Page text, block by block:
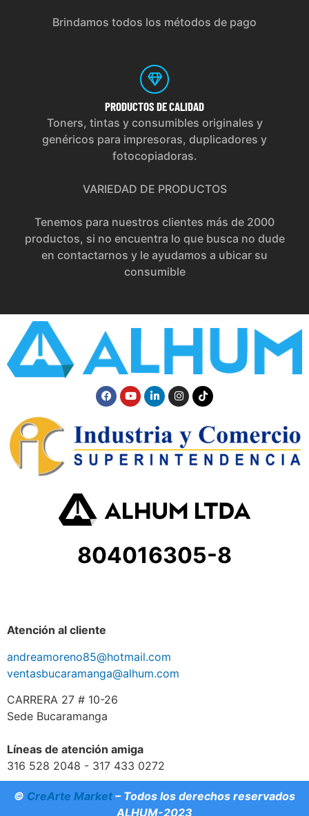
Brindamos todos los métodos de pago
PRODUCTOS DE CALIDAD
Toners, tintas y consumibles originales y
genéricos para impresoras, duplicadores y
fotocopiadoras.
VARIEDAD DE PRODUCTOS
Tenemos para nuestros clientes más de 2000
productos, si no encuentra lo que busca no dude
en contactarnos y le ayudamos a ubicar su
consumible
804016305-8
Atención al cliente
andreamoreno85@hotmail.com
ventasbucaramanga@alhum.com
CARRERA 27 # 10-26
Sede Bucaramanga
Líneas de atención amiga
316 528 2048 - 317 433 0272
© CreArte Market – Todos los derechos reservados
ALHUM-2023